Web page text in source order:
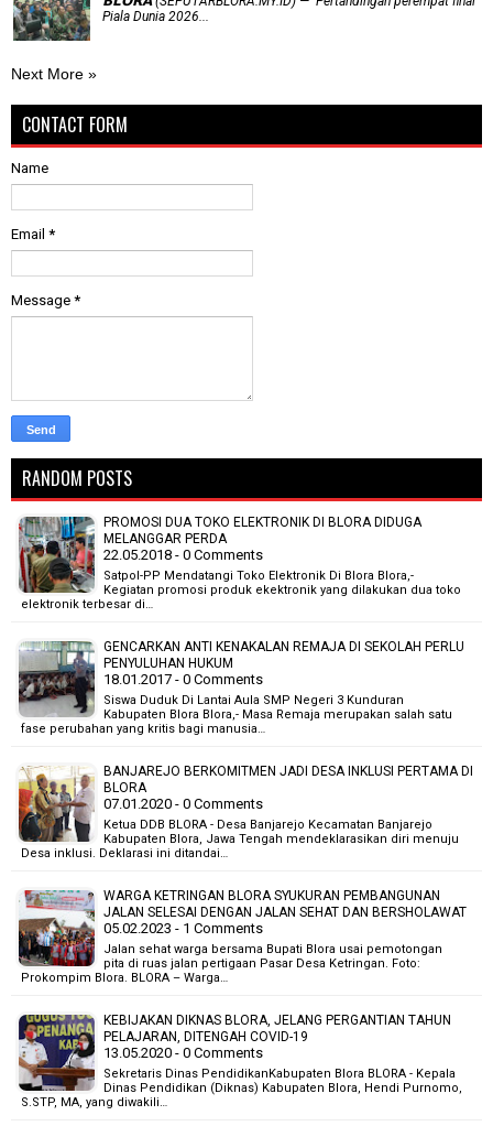
Piala Dunia 2026...
Next More »
CONTACT FORM
Name
Email *
Message *
RANDOM POSTS
PROMOSI DUA TOKO ELEKTRONIK DI BLORA DIDUGA
MELANGGAR PERDA
22.05.2018 - 0 Comments
Satpol-PP Mendatangi Toko Elektronik Di Blora Blora,-
Kegiatan promosi produk ekektronik yang dilakukan dua toko
elektronik terbesar di…
GENCARKAN ANTI KENAKALAN REMAJA DI SEKOLAH PERLU
PENYULUHAN HUKUM
18.01.2017 - 0 Comments
Siswa Duduk Di Lantai Aula SMP Negeri 3 Kunduran
Kabupaten Blora Blora,- Masa Remaja merupakan salah satu
fase perubahan yang kritis bagi manusia…
BANJAREJO BERKOMITMEN JADI DESA INKLUSI PERTAMA DI
BLORA
07.01.2020 - 0 Comments
Ketua DDB BLORA - Desa Banjarejo Kecamatan Banjarejo
Kabupaten Blora, Jawa Tengah mendeklarasikan diri menuju
Desa inklusi. Deklarasi ini ditandai…
WARGA KETRINGAN BLORA SYUKURAN PEMBANGUNAN
JALAN SELESAI DENGAN JALAN SEHAT DAN BERSHOLAWAT
05.02.2023 - 1 Comments
Jalan sehat warga bersama Bupati Blora usai pemotongan
pita di ruas jalan pertigaan Pasar Desa Ketringan. Foto:
Prokompim Blora. BLORA – Warga…
KEBIJAKAN DIKNAS BLORA, JELANG PERGANTIAN TAHUN
PELAJARAN, DITENGAH COVID-19
13.05.2020 - 0 Comments
Sekretaris Dinas PendidikanKabupaten Blora BLORA - Kepala
Dinas Pendidikan (Diknas) Kabupaten Blora, Hendi Purnomo,
S.STP, MA, yang diwakili…